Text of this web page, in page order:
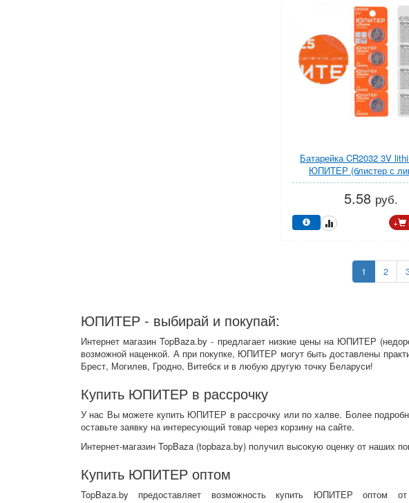
Батарейка CR2032 3V
ЮПИТЕР (блистер с
отрыва)
5.58 руб.
+
1 2
ЮПИТЕР - выбирай и покупай:
Интернет магазин TopBaza.by - предлагает низкие цены на ЮПИТЕР
возможной наценкой. А при покупке, ЮПИТЕР могут быть доставлены
Брест, Могилев, Гродно, Витебск и в любую другую точку Беларуси!
Купить ЮПИТЕР в рассрочку
У нас Вы можете купить ЮПИТЕР в рассрочку или по халве. Более
оставьте заявку на интересующий товар через корзину на сайте.
Интернет-магазин TopBaza (topbaza.by) получил высокую оценку от наших
Купить ЮПИТЕР оптом
TopBaza.by предоставляет возможность купить ЮПИТЕР оптом